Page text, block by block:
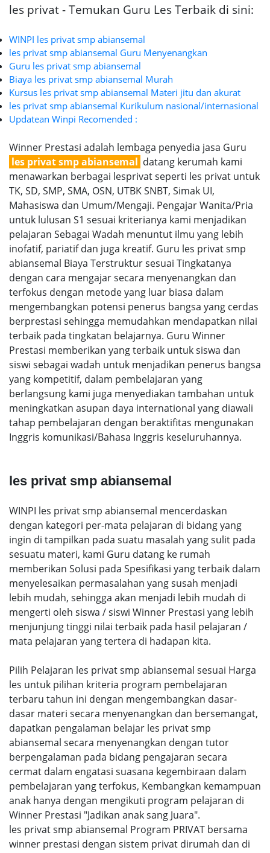
les privat - Temukan Guru Les Terbaik di sini:
WINPI les privat smp abiansemal
les privat smp abiansemal Guru Menyenangkan
Guru les privat smp abiansemal
Biaya les privat smp abiansemal Murah
Kursus les privat smp abiansemal Materi jitu dan akurat
les privat smp abiansemal Kurikulum nasional/internasional
Updatean Winpi Recomended :
Winner Prestasi adalah lembaga penyedia jasa Guru
les privat smp abiansemal datang kerumah kami
menawarkan berbagai lesprivat seperti les privat untuk
TK, SD, SMP, SMA, OSN, UTBK SNBT, Simak UI,
Mahasiswa dan Umum/Mengaji. Pengajar Wanita/Pria
untuk lulusan S1 sesuai kriterianya kami menjadikan
pelajaran Sebagai Wadah menuntut ilmu yang lebih
inofatif, pariatif dan juga kreatif. Guru les privat smp
abiansemal Biaya Terstruktur sesuai Tingkatanya
dengan cara mengajar secara menyenangkan dan
terfokus dengan metode yang luar biasa dalam
mengembangkan potensi penerus bangsa yang cerdas
berprestasi sehingga memudahkan mendapatkan nilai
terbaik pada tingkatan belajarnya. Guru Winner
Prestasi memberikan yang terbaik untuk siswa dan
siswi sebagai wadah untuk menjadikan penerus bangsa
yang kompetitif, dalam pembelajaran yang
berlangsung kami juga menyediakan tambahan untuk
meningkatkan asupan daya international yang diawali
tahap pembelajaran dengan beraktifitas mengunakan
Inggris komunikasi/Bahasa Inggris keseluruhannya.
les privat smp abiansemal
WINPI les privat smp abiansemal mencerdaskan
dengan kategori per-mata pelajaran di bidang yang
ingin di tampilkan pada suatu masalah yang sulit pada
sesuatu materi, kami Guru datang ke rumah
memberikan Solusi pada Spesifikasi yang terbaik dalam
menyelesaikan permasalahan yang susah menjadi
lebih mudah, sehingga akan menjadi lebih mudah di
mengerti oleh siswa / siswi Winner Prestasi yang lebih
menjunjung tinggi nilai terbaik pada hasil pelajaran /
mata pelajaran yang tertera di hadapan kita.
Pilih Pelajaran les privat smp abiansemal sesuai Harga
les untuk pilihan kriteria program pembelajaran
terbaru tahun ini dengan mengembangkan dasar-
dasar materi secara menyenangkan dan bersemangat,
dapatkan pengalaman belajar les privat smp
abiansemal secara menyenangkan dengan tutor
berpengalaman pada bidang pengajaran secara
cermat dalam engatasi suasana kegembiraan dalam
pembelajaran yang terfokus, Kembangkan kemampuan
anak hanya dengan mengikuti program pelajaran di
Winner Prestasi "Jadikan anak sang Juara".
les privat smp abiansemal Program PRIVAT bersama
winner prestasi dengan sistem privat dirumah dan di